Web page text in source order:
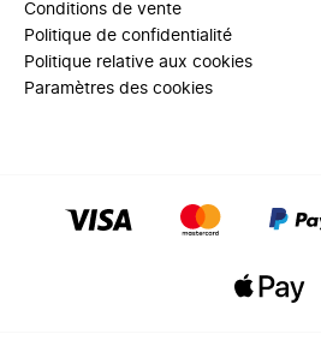
Conditions de vente
Politique de confidentialité
Politique relative aux cookies
Paramètres des cookies